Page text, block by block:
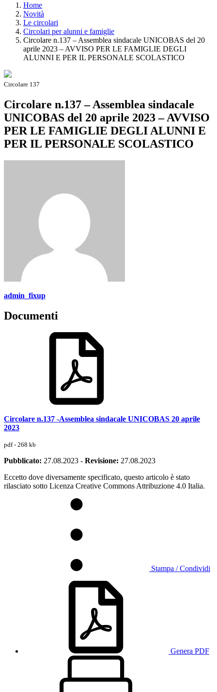
Home
Novità
Le circolari
Circolari per alunni e famiglie
Circolare n.137 – Assemblea sindacale UNICOBAS del 20
aprile 2023 – AVVISO PER LE FAMIGLIE DEGLI
ALUNNI E PER IL PERSONALE SCOLASTICO
Circolare 137
Circolare n.137 – Assemblea sindacale
UNICOBAS del 20 aprile 2023 – AVVISO
PER LE FAMIGLIE DEGLI ALUNNI E
PER IL PERSONALE SCOLASTICO
admin_fixup
Documenti
Circolare n.137 -Assemblea sindacale UNICOBAS 20 aprile
2023
pdf - 268 kb
Pubblicato: 27.08.2023 - Revisione: 27.08.2023
Eccetto dove diversamente specificato, questo articolo è stato
rilasciato sotto Licenza Creative Commons Attribuzione 4.0 Italia.
Stampa / Condividi
Genera PDF